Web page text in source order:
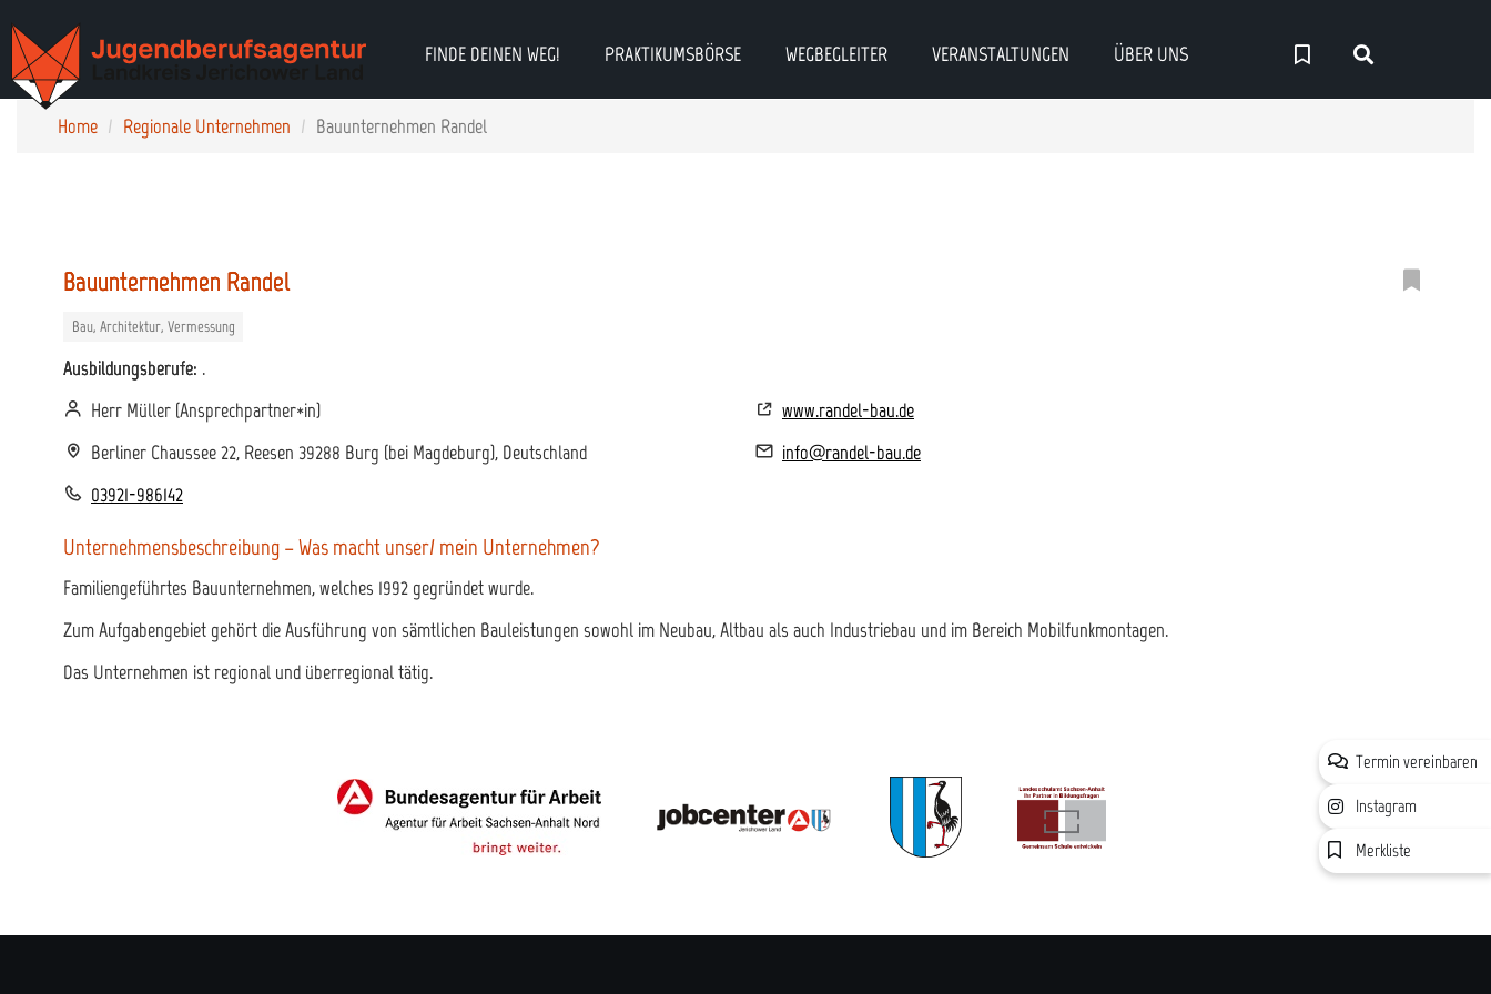
FINDE DEINEN WEG! PRAKTIKUMSBÖRSE WEGBEGLEITER VERANSTALTUNGEN ÜBER UNS
Termin vereinbaren
Instagram
Merkliste
Home Regionale Unternehmen Bauunternehmen Randel
Bauunternehmen Randel
Bau, Architektur, Vermessung
Ausbildungsberufe: .
Herr Müller (Ansprechpartner*in)
www.randel-bau.de
Berliner Chaussee 22, Reesen 39288 Burg (bei Magdeburg), Deutschland
info@randel-bau.de
03921-986142
Unternehmensbeschreibung – Was macht unser/ mein Unternehmen?
Familiengeführtes Bauunternehmen, welches 1992 gegründet wurde.
Zum Aufgabengebiet gehört die Ausführung von sämtlichen Bauleistungen sowohl im Neubau, Altbau als auch Industriebau und im Bereich Mobilfunkmontagen.
Das Unternehmen ist regional und überregional tätig.